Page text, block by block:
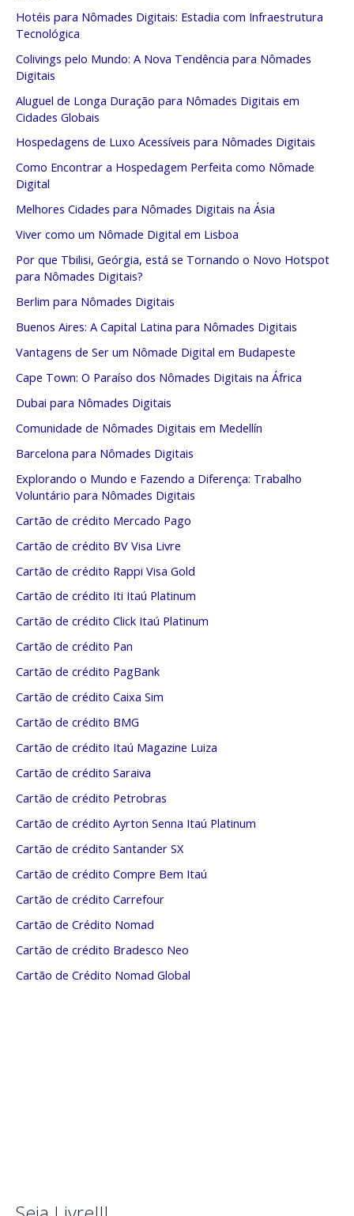
Hotéis para Nômades Digitais: Estadia com Infraestrutura
Tecnológica
Colivings pelo Mundo: A Nova Tendência para Nômades
Digitais
Aluguel de Longa Duração para Nômades Digitais em
Cidades Globais
Hospedagens de Luxo Acessíveis para Nômades Digitais
Como Encontrar a Hospedagem Perfeita como Nômade
Digital
Melhores Cidades para Nômades Digitais na Ásia
Viver como um Nômade Digital em Lisboa
Por que Tbilisi, Geórgia, está se Tornando o Novo Hotspot
para Nômades Digitais?
Berlim para Nômades Digitais
Buenos Aires: A Capital Latina para Nômades Digitais
Vantagens de Ser um Nômade Digital em Budapeste
Cape Town: O Paraíso dos Nômades Digitais na África
Dubai para Nômades Digitais
Comunidade de Nômades Digitais em Medellín
Barcelona para Nômades Digitais
Explorando o Mundo e Fazendo a Diferença: Trabalho
Voluntário para Nômades Digitais
Cartão de crédito Mercado Pago
Cartão de crédito BV Visa Livre
Cartão de crédito Rappi Visa Gold
Cartão de crédito Iti Itaú Platinum
Cartão de crédito Click Itaú Platinum
Cartão de crédito Pan
Cartão de crédito PagBank
Cartão de crédito Caixa Sim
Cartão de crédito BMG
Cartão de crédito Itaú Magazine Luiza
Cartão de crédito Saraiva
Cartão de crédito Petrobras
Cartão de crédito Ayrton Senna Itaú Platinum
Cartão de crédito Santander SX
Cartão de crédito Compre Bem Itaú
Cartão de crédito Carrefour
Cartão de Crédito Nomad
Cartão de crédito Bradesco Neo
Cartão de Crédito Nomad Global